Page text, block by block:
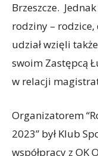
Brzeszcze.
rodziny –
udział wzięli
swoim Zastępcą
w relacji
Organizatorem
2023” był Klub
współpracy z OK